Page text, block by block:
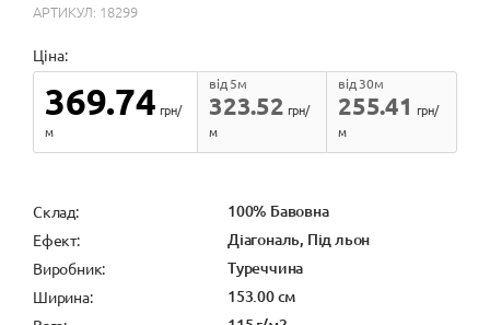
АРТИКУЛ: 18299
Ціна:
369.74 грн/
м
323.52
від 5м
грн/
м
255.41
від 30м
грн/
м
Cклад: 100% Бавовна
Ефект: Діагональ, Під льон
Виробник: Туреччина
Ширина: 153.00 см